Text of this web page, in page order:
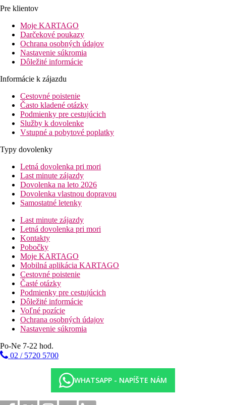
Pre klientov
Moje KARTAGO
Darčekové poukazy
Ochrana osobných údajov
Nastavenie súkromia
Dôležité informácie
Informácie k zájazdu
Cestovné poistenie
Často kladené otázky
Podmienky pre cestujúcich
Služby k dovolenke
Vstupné a pobytové poplatky
Typy dovolenky
Letná dovolenka pri mori
Last minute zájazdy
Dovolenka na leto 2026
Dovolenka vlastnou dopravou
Samostatné letenky
Last minute zájazdy
Letná dovolenka pri mori
Kontakty
Pobočky
Moje KARTAGO
Mobilná aplikácia KARTAGO
Cestovné poistenie
Časté otázky
Podmienky pre cestujúcich
Dôležité informácie
Voľné pozície
Ochrana osobných údajov
Nastavenie súkromia
Po-Ne 7-22 hod.
02 / 5720 5700
WHATSAPP - NAPÍŠTE NÁM